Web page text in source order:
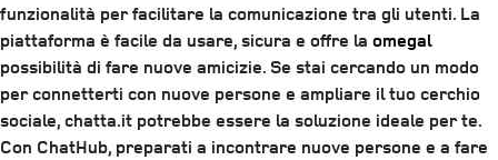
funzionalità per facilitare la comunicazione tra gli utenti. La
piattaforma è facile da usare, sicura e offre la omegal
possibilità di fare nuove amicizie. Se stai cercando un modo
per connetterti con nuove persone e ampliare il tuo cerchio
sociale, chatta.it potrebbe essere la soluzione ideale per te.
Con ChatHub, preparati a incontrare nuove persone e a fare